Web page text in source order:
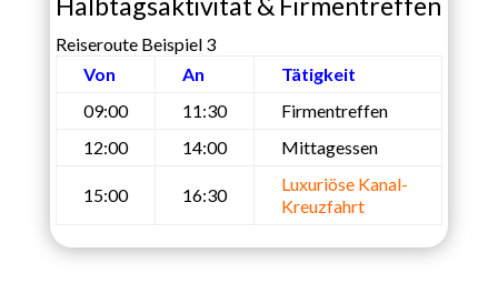
Reiseroute Beispiel 3
Von
An
Tätigkeit
09:00
11:30
Firmentreffen
12:00
14:00 Mittagessen
15:00 16:30
Luxuriöse Kanal-
Kreuzfahrt